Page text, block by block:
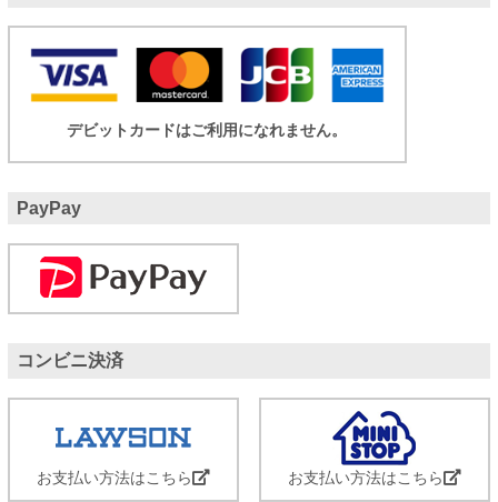
デビットカードはご利用になれません。
PayPay
コンビニ決済
お支払い方法はこちら お支払い方法はこちら